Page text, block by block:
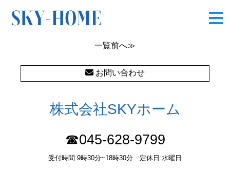
上中里町
一覧前へ≫
お問い合わせ
株式会社SKYホーム
☎045-628-9799
受付時間:9時30分~18時30分 定休日:水曜日